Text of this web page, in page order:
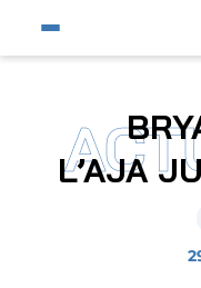
Ouvrir le menu
Fermer
Jeunes et
L’AJA